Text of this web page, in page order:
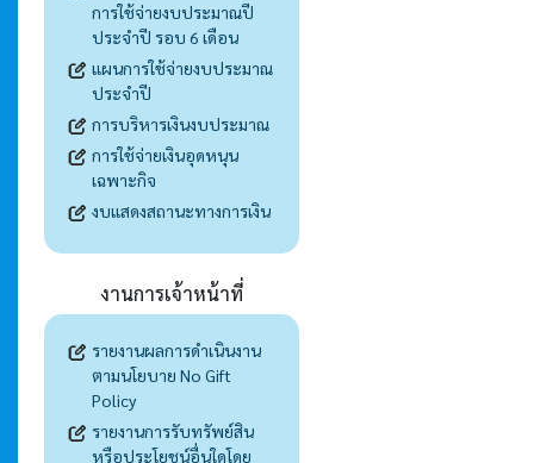
การใช้จ่ายงบประมาณปี
ประจำปี รอบ 6 เดือน
แผนการใช้จ่ายงบประมาณ
ประจำปี
การบริหารเงินงบประมาณ
การใช้จ่ายเงินอุดหนุน
เฉพาะกิจ
งบแสดงสถานะทางการเงิน
งานการเจ้าหน้าที่
รายงานผลการดำเนินงาน
ตามนโยบาย No Gift
Policy
รายงานการรับทรัพย์สิน
หรือประโยชน์อื่นใดโดย